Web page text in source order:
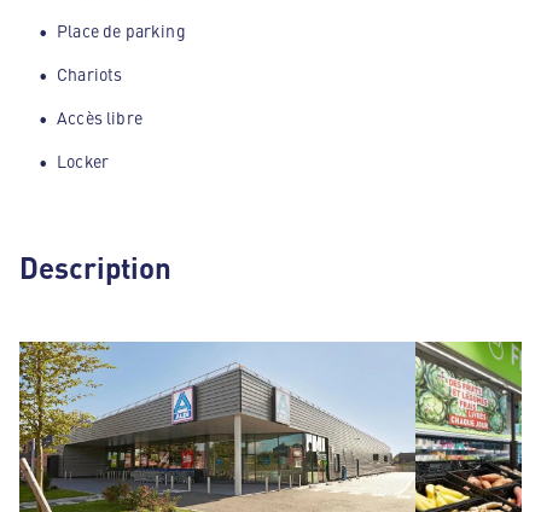
Place de parking
Chariots
Accès libre
Locker
Description